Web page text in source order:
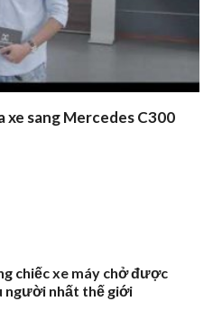
xe sang Mercedes C300
chiếc xe máy chở được
người nhất thế giới